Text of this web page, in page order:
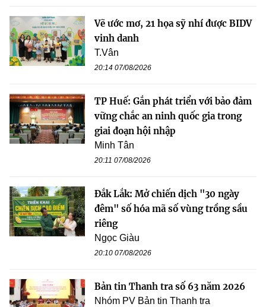
Vẽ ước mơ, 21 họa sỹ nhí được BIDV
vinh danh
T.Vân
20:14 07/08/2026
TP Huế: Gắn phát triển với bảo đảm
vững chắc an ninh quốc gia trong
giai đoạn hội nhập
Minh Tân
20:11 07/08/2026
Đắk Lắk: Mở chiến dịch "30 ngày
đêm" số hóa mã số vùng trồng sầu
riêng
Ngọc Giàu
20:10 07/08/2026
Bản tin Thanh tra số 63 năm 2026
Nhóm PV Bản tin Thanh tra